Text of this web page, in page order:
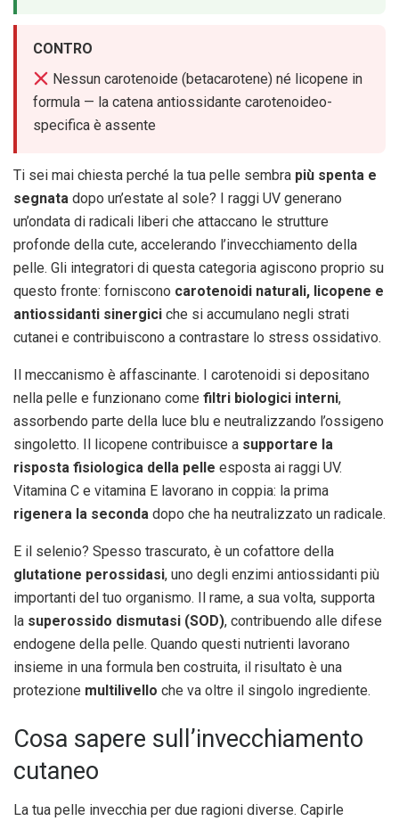
CONTRO
Nessun carotenoide (betacarotene) né licopene in
formula — la catena antiossidante carotenoideo-
specifica è assente
Ti sei mai chiesta perché la tua pelle sembra più spenta e
segnata dopo un’estate al sole? I raggi UV generano
un’ondata di radicali liberi che attaccano le strutture
profonde della cute, accelerando l’invecchiamento della
pelle. Gli integratori di questa categoria agiscono proprio su
questo fronte: forniscono carotenoidi naturali, licopene e
antiossidanti sinergici che si accumulano negli strati
cutanei e contribuiscono a contrastare lo stress ossidativo.
Il meccanismo è affascinante. I carotenoidi si depositano
nella pelle e funzionano come filtri biologici interni,
assorbendo parte della luce blu e neutralizzando l’ossigeno
singoletto. Il licopene contribuisce a supportare la
risposta fisiologica della pelle esposta ai raggi UV.
Vitamina C e vitamina E lavorano in coppia: la prima
rigenera la seconda dopo che ha neutralizzato un radicale.
E il selenio? Spesso trascurato, è un cofattore della
glutatione perossidasi, uno degli enzimi antiossidanti più
importanti del tuo organismo. Il rame, a sua volta, supporta
la superossido dismutasi (SOD), contribuendo alle difese
endogene della pelle. Quando questi nutrienti lavorano
insieme in una formula ben costruita, il risultato è una
protezione multilivello che va oltre il singolo ingrediente.
Cosa sapere sull’invecchiamento
cutaneo
La tua pelle invecchia per due ragioni diverse. Capirle